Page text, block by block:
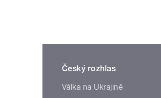
Český rozhlas
Válka na Ukrajině